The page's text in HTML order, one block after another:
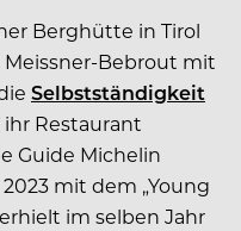
Berghütte in Tirol
Meissner-Bebrout mit
Selbstständigkeit
Restaurant
Guide Michelin
mit dem „Young
im selben Jahr